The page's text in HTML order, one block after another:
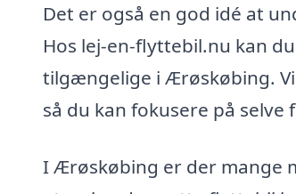
Det er også en god idé at
Hos lej-en-flyttebil.nu kan
tilgængelige i Ærøskøbing.
så du kan fokusere på selve
I Ærøskøbing er der mange